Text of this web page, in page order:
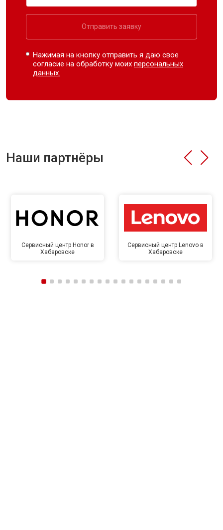
Отправить заявку
Нажимая на кнопку отправить я даю свое
согласие на обработку моихперсональных
данных.
Наши партнёры
Сервисный центр Honor в
Хабаровске
Сервисный центр Lenovo в
Хабаровске